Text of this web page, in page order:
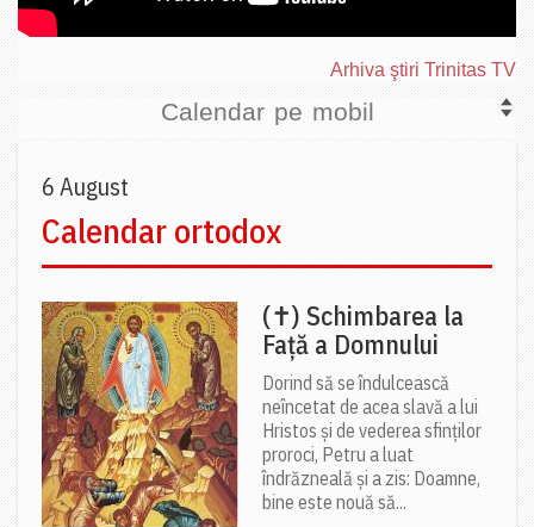
Arhiva ştiri Trinitas TV
Calendar pe mobil
6 August
Calendar ortodox
(✝) Schimbarea la
Față a Domnului
Dorind să se îndulcească
neîncetat de acea slavă a lui
Hristos și de vederea sfinților
proroci, Petru a luat
îndrăzneală și a zis: Doamne,
bine este nouă să...